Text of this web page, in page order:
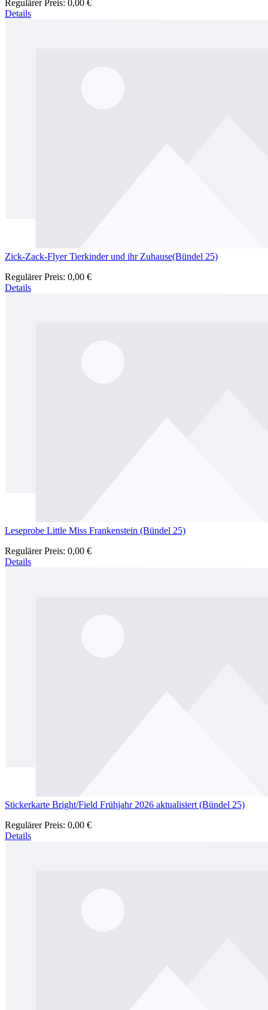
Regulärer Preis: 0,00 €
Details
Zick-Zack-Flyer Tierkinder und ihr Zuhause(Bündel 25)
Regulärer Preis: 0,00 €
Details
Leseprobe Little Miss Frankenstein (Bündel 25)
Regulärer Preis: 0,00 €
Details
Stickerkarte Bright/Field Frühjahr 2026 aktualisiert (Bündel 25)
Regulärer Preis: 0,00 €
Details